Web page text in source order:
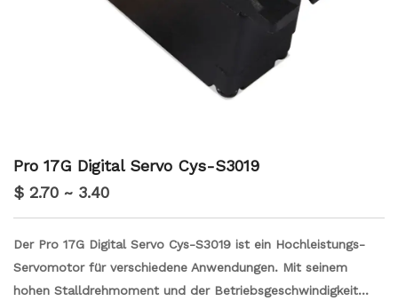
Pro 17G Digital Servo Cys-S3019
$ 2.70 ~ 3.40
Der Pro 17G Digital Servo Cys-S3019 ist ein Hochleistungs-
Servomotor für verschiedene Anwendungen. Mit seinem
hohen Stalldrehmoment und der Betriebsgeschwindigkeit